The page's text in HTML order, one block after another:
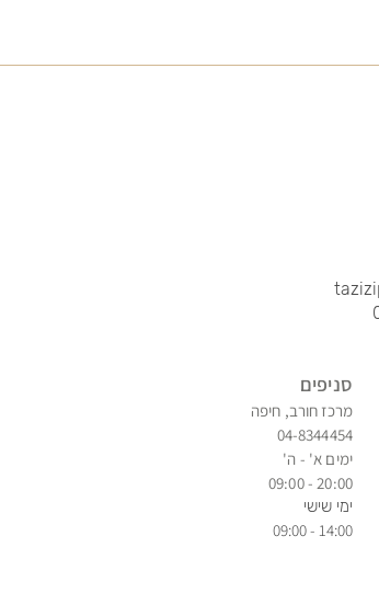
סניפים
מרכז חורב, חיפה
04-8344454
ימים א' - ה'
20:00 - 09:00
ימי שישי
14:00 - 09:00